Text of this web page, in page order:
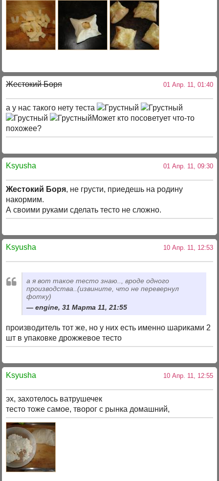
Жестокий Боря 01 Апр. 11, 01:40
а у нас такого нету теста
Может кто посоветует что-то
похожее?
Ksyusha 01 Апр. 11, 09:30
Жестокий Боря, не грусти, приедешь на родину
накормим.
А своими руками сделать тесто не сложно.
Ksyusha 10 Апр. 11, 12:53
а я вот такое тесто знаю.., вроде одного
производства..(извините, что не перевернул
фотку)
engine, 31 Марта 11, 21:55
производитель тот же, но у них есть именно шариками 2
шт в упаковке дрожжевое тесто
Ksyusha 10 Апр. 11, 12:55
эх, захотелось ватрушечек
тесто тоже самое, творог с рынка домашний,